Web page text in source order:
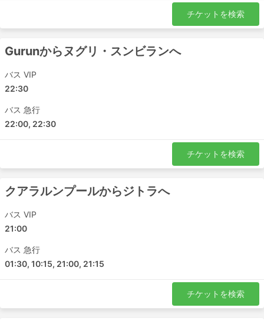
旅行に適しています。寝台やリクライニングシート、毛
布、ソフトドリンク、スナック、トイレや給油所での食事
宿泊費を節約できますが、バスのクラスは賢く選んで快適
な乗り心地を確保しましょう。料金は、移動距離とバスの
種類によって異なります。短い旅行でもVIPバスの座席を
購入すれば、普通のバスの2倍の時間を節約できるので、
バスで旅するメリットとデメリット
電車や飛行機が通っていない目的地へ行くには、バス
しており、ルートも確立されています。
電車や飛行機と異なり、バスは発車予定時刻の数時間
りません。また、荷物の許容量は、旅行者にとても優
しく、例え制限されている場合でも超過料金はそれほ
バスのチケットは、航空券や高速鉄道のチケットに比
べて、手頃な価格で購入できます。チケットのクラス
チケットを検索
Gurunからヌグリ・スンビランへ
バス VIP
22:30
バス 急行
22:00, 22:30
チケットを検索
クアラルンプールからジトラへ
バス VIP
21:00
バス 急行
01:30, 10:15, 21:00, 21:15
チケットを検索